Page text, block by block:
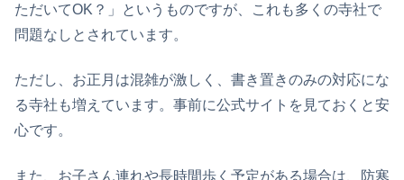
ただいてOK？」というものですが、これも多くの寺社で
問題なしとされています。
ただし、お正月は混雑が激しく、書き置きのみの対応にな
る寺社も増えています。事前に公式サイトを見ておくと安
心です。
また、お子さん連れや長時間歩く予定がある場合は、防寒